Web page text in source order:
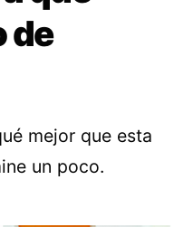
de
mejor que esta
un poco.